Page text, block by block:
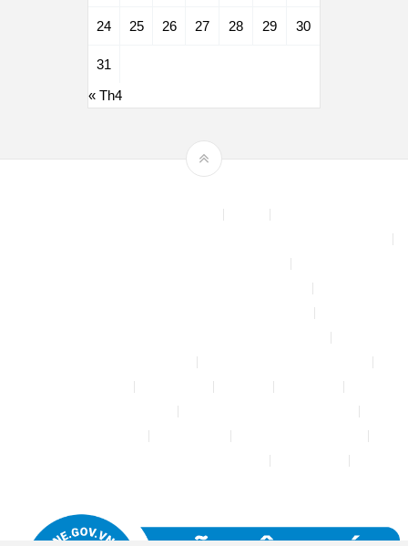
24 25 26 27 28 29 30
31
« Th4